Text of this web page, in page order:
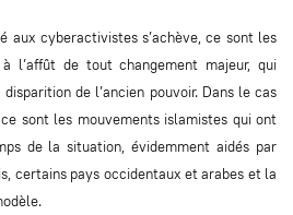
aux cyberactivistes s’achève, ce sont les
l’affût de tout changement majeur, qui
de l’ancien pouvoir. Dans le cas
sont les mouvements islamistes qui ont
de la situation, évidemment aidés par
certains pays occidentaux et arabes et la